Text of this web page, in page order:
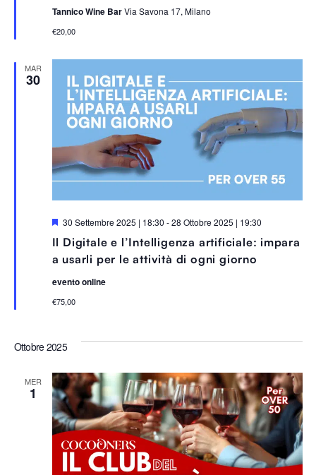
l
a
t
Tannico Wine BarVia Savona 17, Milano
€20,00
MAR
30
Il Digitale e l’Intelligenza artificiale: impara
a usarli per le attività di ogni giorno
S
g
n
a
l
a
t
30 Settembre 2025 | 18:30 -28 Ottobre 2025 | 19:30
evento online
€75,00
Ottobre 2025
MER
1